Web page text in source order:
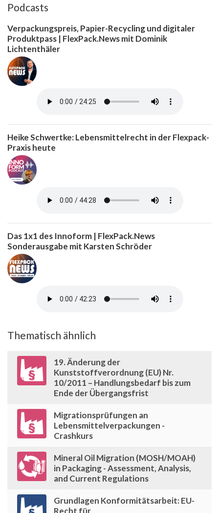
Podcasts
Verpackungspreis, Papier-Recycling und digitaler
Produktpass | FlexPack.News mit Dominik
Lichtenthäler
Heike Schwertke: Lebensmittelrecht in der Flexpack-
Praxis heute
Das 1x1 des Innoform | FlexPack.News
Sonderausgabe mit Karsten Schröder
Thematisch ähnlich
19. Änderung der
Kunststoffverordnung (EU) Nr.
10/2011 – Handlungsbedarf bis zum
Ende der Übergangsfrist
Migrationsprüfungen an
Lebensmittelverpackungen -
Crashkurs
Mineral Oil Migration (MOSH/MOAH)
in Packaging - Assessment, Analysis,
and Current Regulations
Grundlagen Konformitätsarbeit: EU-
Recht für